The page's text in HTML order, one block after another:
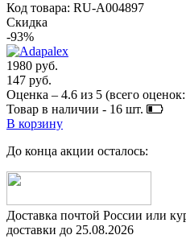
Код товара: RU-A004897
Скидка
-93%
1980 руб.
147 руб.
Оценка – 4.6 из 5 (всего оценок:
Товар в наличии - 16 шт.
В корзину
До конца акции осталось:
Доставка почтой России или
доставки до 25.08.2026